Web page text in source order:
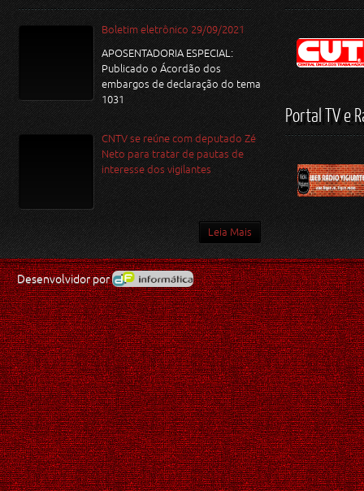
Boletim eletrônico 29/09/2021
APOSENTADORIA ESPECIAL:
Publicado o Ácordão dos
embargos de declaração do tema
1031
CNTV se reúne com deputado Zé
Neto para tratar de pautas de
interesse dos vigilantes
Leia Mais
Portal TV e
Desenvolvidor por